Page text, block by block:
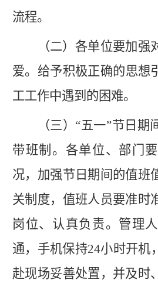
流程。
（二）各单位要加
爱。 给予积极正确的思想
工工作中遇到的困难。
（三） “五一”节日期
带班制 。 各单位、部门
况，加强节日期间的值班
关制度，值班人员要准时
岗位、认真负责。管理
通，手机保持24小时开机
赴现场妥善处置，并及时